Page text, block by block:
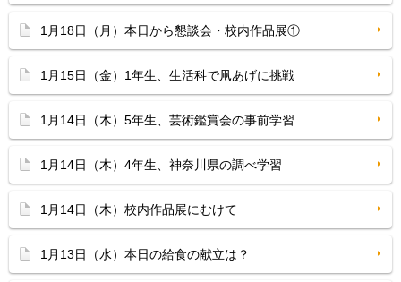
1月18日（月）本日から懇談会・校内作品展①
1月15日（金）1年生、生活科で凧あげに挑戦
1月14日（木）5年生、芸術鑑賞会の事前学習
1月14日（木）4年生、神奈川県の調べ学習
1月14日（木）校内作品展にむけて
1月13日（水）本日の給食の献立は？